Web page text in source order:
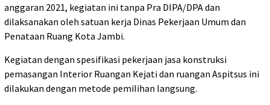
anggaran 2021, kegiatan ini tanpa Pra DIPA/DPA dan
dilaksanakan oleh satuan kerja Dinas Pekerjaan Umum dan
Penataan Ruang Kota Jambi.
Kegiatan dengan spesifikasi pekerjaan jasa konstruksi
pemasangan Interior Ruangan Kejati dan ruangan Aspitsus ini
dilakukan dengan metode pemilihan langsung.